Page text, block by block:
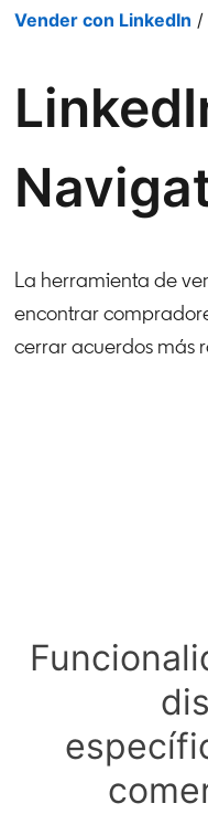
Vender con LinkedIn /
La herramienta de
encontrar
cerrar acuerdos más